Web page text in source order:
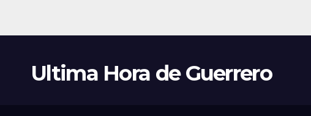
Ultima Hora de Guerrero